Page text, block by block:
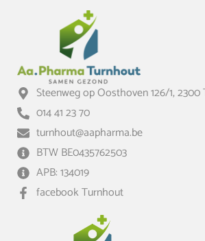
Steenweg op Oosthoven 126/1,
014 41 23 70
turnhout@aapharma.be
BTW BE0435762503
APB: 134019
facebook Turnhout